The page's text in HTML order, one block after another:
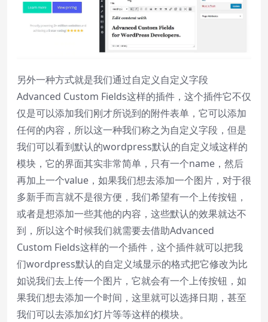
Resetrestore all settings to the default
Close Modal Dialog
End of dialog window.
另外一种方式就是我们通过自定义自定义字段
Advanced Custom Fields这样的插件，这个插件它不仅
仅是可以添加我们刚才所说到的附件表单，它可以添加
任何的内容，所以这一种我们称之为自定义字段，但是
我们可以看到默认的wordpress默认的自定义域这样的
模块，它的界面其实非常简单，只有一个name，然后
再加上一个value，如果我们想去添加一个图片，对于很
多新手而言就不是很方便，我们希望有一个上传按钮，
或者是想添加一些其他的内容，这些默认的效果就达不
到，所以这个时候我们就需要去借助Advanced
Custom Fields这样的一个插件，这个插件就可以把我
们wordpress默认的自定义域显示的格式把它修改为比
如说我们去上传一个图片，它就会有一个上传按钮，如
果我们想去添加一个时间，这里就可以选择日期，甚至
我们可以去添加幻灯片等等这样的模块。